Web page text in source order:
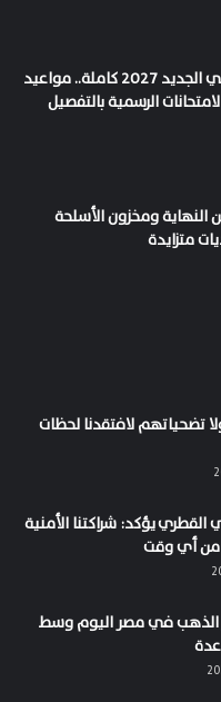
خريطة العام الدراسي الجديد 2027 كاملة.. مواعيد
الرسمية بالتفصيل
النهاية ومخزون الأسلحة
متزايدة
تضحياتهم لافتقدنا لحظات
القطري يؤكد: شراكتنا الأمنية
أي وقت
الذهب في مصر اليوم وسط